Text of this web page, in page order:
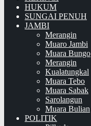
HUKUM
SUNGAI PENUH
JAMBI
Merangin
Muaro Jambi
Muara Bungo
Merangin
Kualatungkal
Muara Tebo
Muara Sabak
Sarolangun
Muara Bulian
POLITIK